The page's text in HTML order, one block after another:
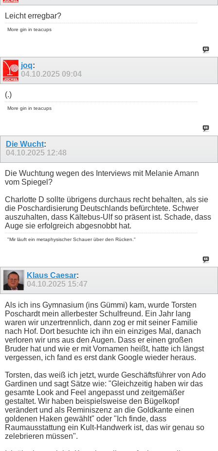
Leicht erregbar?
More gin in teacups
joq:
04.10.2025 09:04
(.)
More gin in teacups
Die Wucht:
04.10.2025 12:48
Die Wuchtung wegen des Interviews mit Melanie Amann
vom Spiegel?
Charlotte D sollte übrigens durchaus recht behalten, als sie
die Poschardisierung Deutschlands befürchtete. Schwer
auszuhalten, dass Kältebus-Ulf so präsent ist. Schade, dass
Auge sie erfolgreich abgesnobbt hat.
"Mir läuft ein metaphysischer Schauer über den Rücken."
Klaus Caesar:
04.10.2025 15:47
Als ich ins Gymnasium (ins Gümmi) kam, wurde Torsten
Poschardt mein allerbester Schulfreund. Ein Jahr lang
waren wir unzertrennlich, dann zog er mit seiner Familie
nach Hof. Dort besuchte ich ihn ein einziges Mal, danach
verloren wir uns aus den Augen. Dass er einen großen
Bruder hat und wie er mit Vornamen heißt, hatte ich längst
vergessen, ich fand es erst dank Google wieder heraus.
Torsten, das weiß ich jetzt, wurde Geschäftsführer von Ado
Gardinen und sagt Sätze wie: "Gleichzeitig haben wir das
gesamte Look and Feel angepasst und zeitgemäßer
gestaltet. Wir haben beispielsweise den Bügelkopf
verändert und als Reminiszenz an die Goldkante einen
goldenen Haken gewählt" oder "Ich finde, dass
Raumausstattung ein Kult-Handwerk ist, das wir genau so
zelebrieren müssen".